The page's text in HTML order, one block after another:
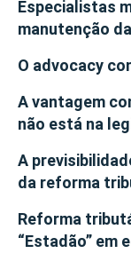
Especialistas
manutenção
O advocacy
A vantagem
não está na
A
da reforma
Reforma
“Estadão” em